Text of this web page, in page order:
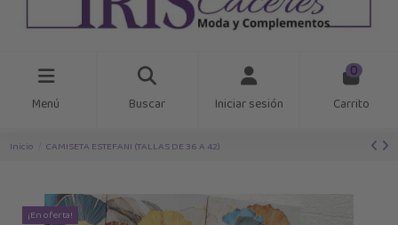
Menú Buscar Iniciar sesión
0
Carrito
Inicio CAMISETA ESTEFANI (TALLAS DE 36 A 42)
¡En oferta!